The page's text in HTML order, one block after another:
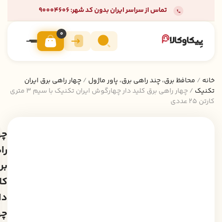
تماس از سراسر ایران بدون کد شهر: 90004606
0
خانه / محافظ برق، چند راهی برق، پاور ماژول /چهار راهی برق ایران
تکنیک
/ چهار راهی برق کلید دار چهارگوش ایران تکنیک با سیم 3 متری
کارتن 25 عددی